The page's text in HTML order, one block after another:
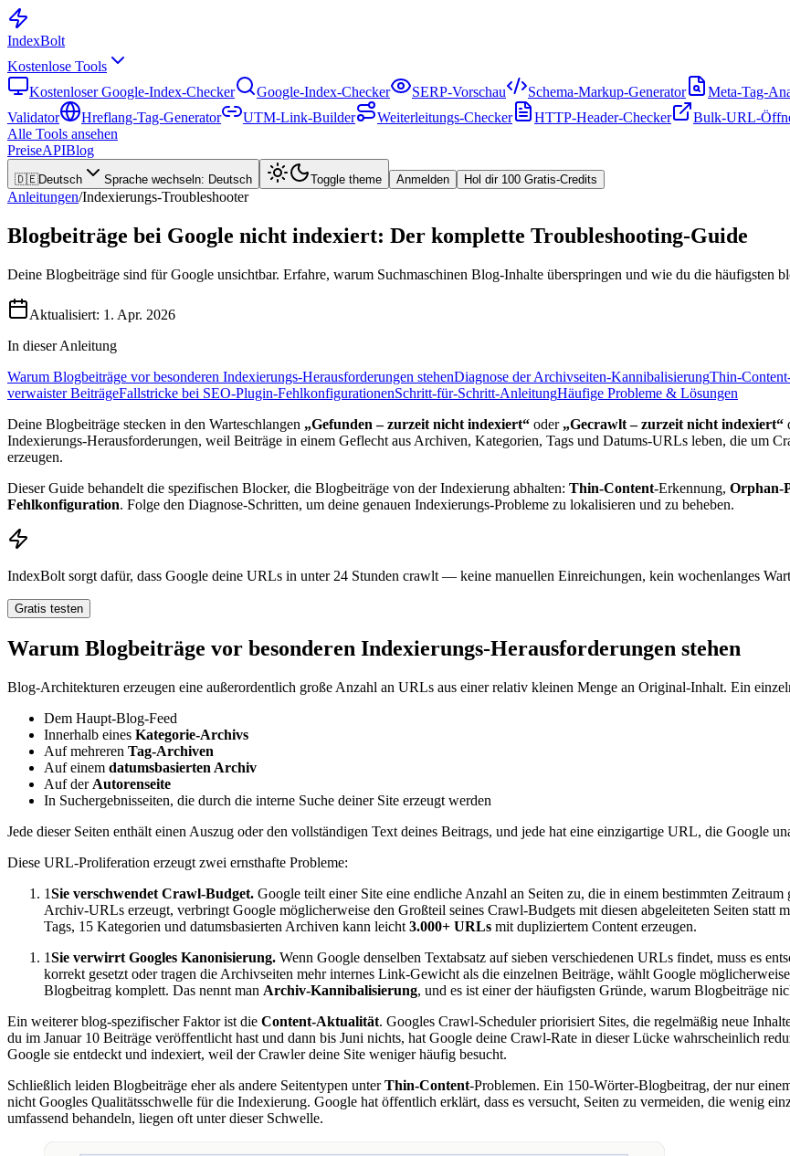
IndexBolt
Kostenlose Tools
Kostenloser Google-Index-Checker
Google-Index-Checker SERP-Vorschau Schema-Markup-Generator Meta-Tag-
Validator
Hreflang-Tag-Generator UTM-Link-Builder Weiterleitungs-Checker HTTP-Header-Checker Bulk-URL-
Alle Tools ansehen
PreiseAPIBlog
🇩🇪Deutsch Sprache wechseln: Deutsch Toggle theme Anmelden Hol dir 100 Gratis-Credits
Anleitungen/Indexierungs-Troubleshooter
Blogbeiträge bei Google nicht indexiert: Der komplette Troubleshooting-Guide
Deine Blogbeiträge sind für Google unsichtbar. Erfahre, warum Suchmaschinen Blog-Inhalte überspringen und wie du die häufigsten
Aktualisiert: 1. Apr. 2026
In dieser Anleitung
Warum Blogbeiträge vor besonderen Indexierungs-Herausforderungen stehenDiagnose der Archivseiten-KannibalisierungThin-
verwaister BeiträgeFallstricke bei SEO-Plugin-FehlkonfigurationenSchritt-für-Schritt-AnleitungHäufige Probleme & Lösungen
Deine Blogbeiträge stecken in den Warteschlangen „Gefunden – zurzeit nicht indexiert“ oder „Gecrawlt – zurzeit nicht indexiert“
Indexierungs-Herausforderungen, weil Beiträge in einem Geflecht aus Archiven, Kategorien, Tags und Datums-URLs leben, die um
erzeugen.
Dieser Guide behandelt die spezifischen Blocker, die Blogbeiträge von der Indexierung abhalten: Thin-Content-Erkennung, Orphan-
Fehlkonfiguration. Folge den Diagnose-Schritten, um deine genauen Indexierungs-Probleme zu lokalisieren und zu beheben.
IndexBolt sorgt dafür, dass Google deine URLs in unter 24 Stunden crawlt — keine manuellen Einreichungen, kein wochenlanges
Gratis testen
Warum Blogbeiträge vor besonderen Indexierungs-Herausforderungen stehen
Blog-Architekturen erzeugen eine außerordentlich große Anzahl an URLs aus einer relativ kleinen Menge an Original-Inhalt. Ein
Dem Haupt-Blog-Feed
Innerhalb eines Kategorie-Archivs
Auf mehreren Tag-Archiven
Auf einem datumsbasierten Archiv
Auf der Autorenseite
In Suchergebnisseiten, die durch die interne Suche deiner Site erzeugt werden
Jede dieser Seiten enthält einen Auszug oder den vollständigen Text deines Beitrags, und jede hat eine einzigartige URL, die Google
Diese URL-Proliferation erzeugt zwei ernsthafte Probleme:
1Sie verschwendet Crawl-Budget. Google teilt einer Site eine endliche Anzahl an Seiten zu, die in einem bestimmten
Archiv-URLs erzeugt, verbringt Google möglicherweise den Großteil seines Crawl-Budgets mit diesen abgeleiteten Seiten statt
Tags, 15 Kategorien und datumsbasierten Archiven kann leicht 3.000+ URLs mit dupliziertem Content erzeugen.
1Sie verwirrt Googles Kanonisierung. Wenn Google denselben Textabsatz auf sieben verschiedenen URLs findet, muss es
korrekt gesetzt oder tragen die Archivseiten mehr internes Link-Gewicht als die einzelnen Beiträge, wählt Google
Blogbeitrag komplett. Das nennt man Archiv-Kannibalisierung, und es ist einer der häufigsten Gründe, warum Blogbeiträge
Ein weiterer blog-spezifischer Faktor ist die Content-Aktualität. Googles Crawl-Scheduler priorisiert Sites, die regelmäßig neue
du im Januar 10 Beiträge veröffentlicht hast und dann bis Juni nichts, hat Google deine Crawl-Rate in dieser Lücke wahrscheinlich
Google sie entdeckt und indexiert, weil der Crawler deine Site weniger häufig besucht.
Schließlich leiden Blogbeiträge eher als andere Seitentypen unterThin-Content-Problemen. Ein 150-Wörter-Blogbeitrag, der nur
nicht Googles Qualitätsschwelle für die Indexierung. Google hat öffentlich erklärt, dass es versucht, Seiten zu vermeiden, die wenig
umfassend behandeln, liegen oft unter dieser Schwelle.